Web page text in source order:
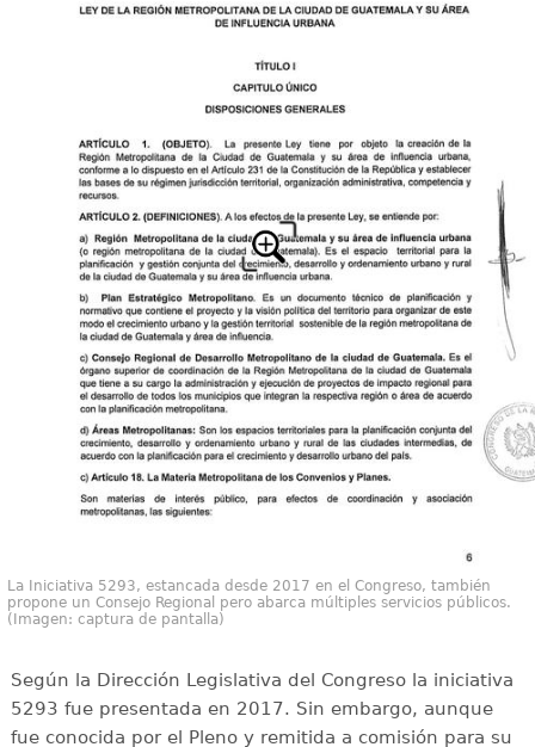
La Iniciativa 5293, estancada desde 2017 en el Congreso, también
propone un Consejo Regional pero abarca múltiples servicios públicos.
(Imagen: captura de pantalla)
Según la Dirección Legislativa del Congreso la iniciativa
5293 fue presentada en 2017. Sin embargo, aunque
fue conocida por el Pleno y remitida a comisión para su